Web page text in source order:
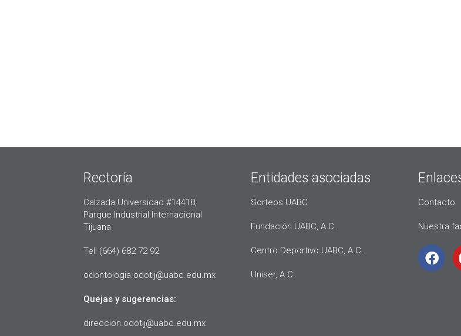
Rectoría
Calzada Universidad #14418,
Parque Industrial Internacional
Tijuana.
Tel: (664) 682 72 92
odontologia.odotij@uabc.edu.mx
Quejas y sugerencias:
direccion.odotij@uabc.edu.mx
Entidades asociadas
Sorteos UABC
Fundación UABC, A.C.
Centro Deportivo UABC, A.C.
Uniser, A.C.
Contacto
Nuestra